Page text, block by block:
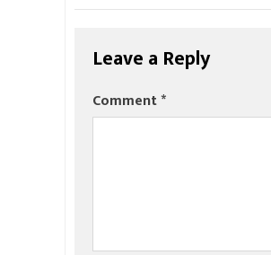
Leave a Reply
Comment*